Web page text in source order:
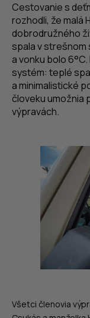
Cestovanie s
rozhodli, že malá
dobrodružného
spala v strešnom
a vonku bolo
systém: teplé
a minimalistické
človeku umožnia
výpravách.
Všetci členovia